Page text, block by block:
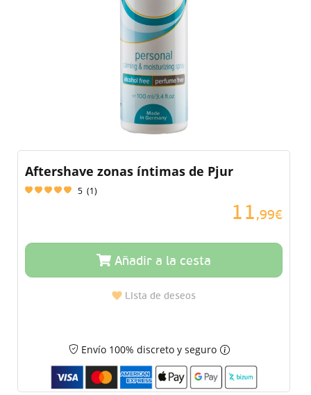
Aftershave zonas íntimas de Pjur
5 (1)
11 ,99€
Añadir a la cesta
Lista de deseos
Envío 100% discreto y seguro